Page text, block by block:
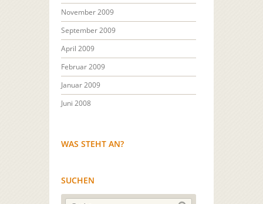
November 2009
September 2009
April 2009
Februar 2009
Januar 2009
Juni 2008
WAS STEHT AN?
SUCHEN